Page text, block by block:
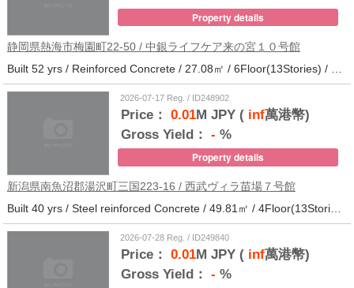
Property details
静岡県熱海市梅園町22-50 / 中銀ライフケア来の宮１０号館
2026-07-17 Reg. / ID248902
Price： 0.01M JPY (inf萬港幣)
Gross Yield： - %
Property details
新潟県南魚沼郡湯沢町三国223-16 / 西武ヴィラ苗場７号館
Built 40 yrs / Steel reinforced Concrete / 49.81㎡ / 4Floor(13Stories) / 370Units / Distance from the station.
2026-07-28 Reg. / ID249840
Price： 0.01M JPY (inf萬港幣)
Gross Yield： - %